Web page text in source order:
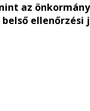
az
belső